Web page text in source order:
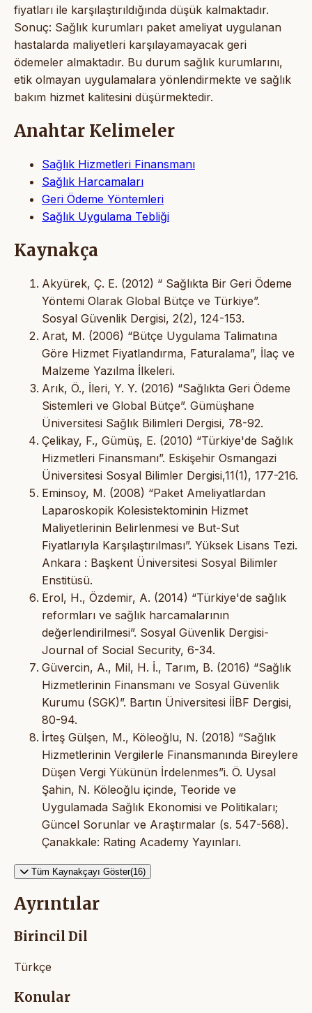
fiyatları ile karşılaştırıldığında düşük kalmaktadır.
Sonuç: Sağlık kurumları paket ameliyat uygulanan
hastalarda maliyetleri karşılayamayacak geri
ödemeler almaktadır. Bu durum sağlık kurumlarını,
etik olmayan uygulamalara yönlendirmekte ve sağlık
bakım hizmet kalitesini düşürmektedir.
Anahtar Kelimeler
Sağlık Hizmetleri Finansmanı
Sağlık Harcamaları
Geri Ödeme Yöntemleri
Sağlık Uygulama Tebliği
Kaynakça
Akyürek, Ç. E. (2012) “ Sağlıkta Bir Geri Ödeme
Yöntemi Olarak Global Bütçe ve Türkiye”.
Sosyal Güvenlik Dergisi, 2(2), 124-153.
Arat, M. (2006) “Bütçe Uygulama Talimatına
Göre Hizmet Fiyatlandırma, Faturalama”, İlaç ve
Malzeme Yazılma İlkeleri.
Arık, Ö., İleri, Y. Y. (2016) “Sağlıkta Geri Ödeme
Sistemleri ve Global Bütçe”. Gümüşhane
Üniversitesi Sağlık Bilimleri Dergisi, 78-92.
Çelikay, F., Gümüş, E. (2010) “Türkiye'de Sağlık
Hizmetleri Finansmanı”. Eskişehir Osmangazi
Üniversitesi Sosyal Bilimler Dergisi,11(1), 177-216.
Eminsoy, M. (2008) “Paket Ameliyatlardan
Laparoskopik Kolesistektominin Hizmet
Maliyetlerinin Belirlenmesi ve But-Sut
Fiyatlarıyla Karşılaştırılması”. Yüksek Lisans Tezi.
Ankara : Başkent Üniversitesi Sosyal Bilimler
Enstitüsü.
Erol, H., Özdemir, A. (2014) “Türkiye'de sağlık
reformları ve sağlık harcamalarının
değerlendirilmesi”. Sosyal Güvenlik Dergisi-
Journal of Social Security, 6-34.
Güvercin, A., Mil, H. İ., Tarım, B. (2016) “Sağlık
Hizmetlerinin Finansmanı ve Sosyal Güvenlik
Kurumu (SGK)”. Bartın Üniversitesi İİBF Dergisi,
80-94.
İrteş Gülşen, M., Köleoğlu, N. (2018) “Sağlık
Hizmetlerinin Vergilerle Finansmanında Bireylere
Düşen Vergi Yükünün İrdelenmes”i. Ö. Uysal
Şahin, N. Köleoğlu içinde, Teoride ve
Uygulamada Sağlık Ekonomisi ve Politikaları;
Güncel Sorunlar ve Araştırmalar (s. 547-568).
Çanakkale: Rating Academy Yayınları.
Tüm Kaynakçayı Göster(16)
Ayrıntılar
Birincil Dil
Türkçe
Konular